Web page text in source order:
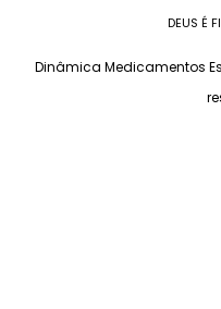
DEUS É
Dinâmica Medicamentos